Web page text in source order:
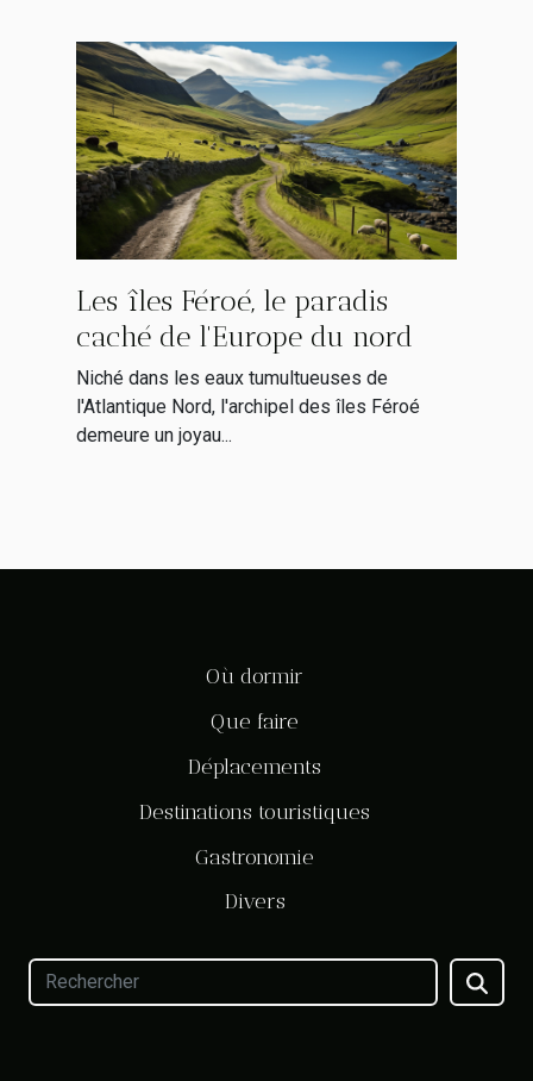
Les îles Féroé, le paradis
caché de l'Europe du nord
Niché dans les eaux tumultueuses de
l'Atlantique Nord, l'archipel des îles Féroé
demeure un joyau...
Où dormir
Que faire
Déplacements
Destinations touristiques
Gastronomie
Divers